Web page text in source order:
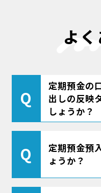
よ
定期預金の
出しの反映
しょうか？
平日0時〜8
定期預金預
ょうか？